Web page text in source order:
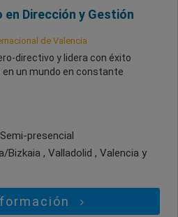
Dirección y Gestión
de Valencia
directivo y lidera con éxito
un mundo en constante
presencial
Bizkaia , Valladolid , Valencia y